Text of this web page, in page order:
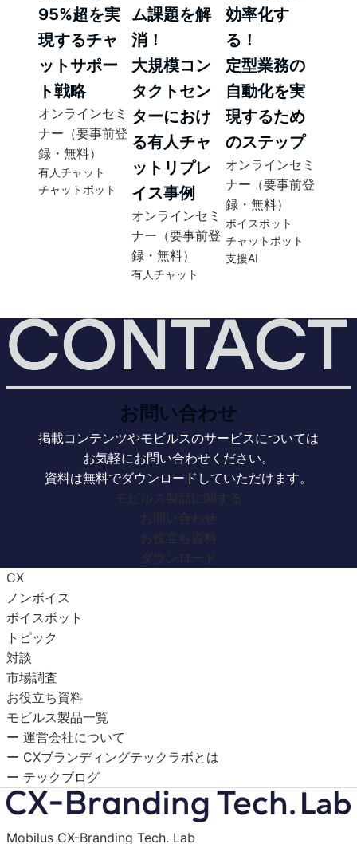
95%超を実
現するチャ
ットサポー
ト戦略
オンラインセミ
ナー（要事前登
録・無料）
有人チャット
チャットボット
ム課題を解
消！
大規模コン
タクトセン
ターにおけ
る有人チャ
ットリプレ
イス事例
オンラインセミ
ナー（要事前登
録・無料）
有人チャット
効率化す
る！
定型業務の
自動化を実
現するため
のステップ
オンラインセミ
ナー（要事前登
録・無料）
ボイスボット
チャットボット
支援AI
お問い合わせ
掲載コンテンツやモビルスのサービスについては
お気軽にお問い合わせください。
資料は無料でダウンロードしていただけます。
モビルス製品に関する
お問い合わせ
お役立ち資料
ダウンロード
CX
ノンボイス
ボイスボット
トピック
対談
市場調査
お役立ち資料
モビルス製品一覧
ー 運営会社について
ー CXブランディングテックラボとは
ー テックブログ
Mobilus CX-Branding Tech. Lab